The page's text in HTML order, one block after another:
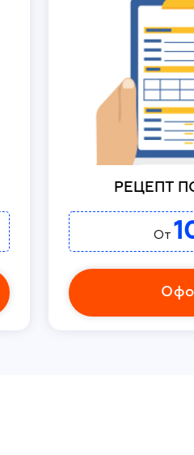
РЕЦЕПТ
От